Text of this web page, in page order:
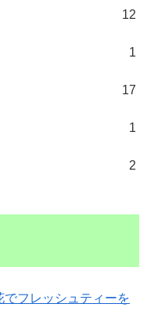
12
1
17
1
2
フレッシュティーを